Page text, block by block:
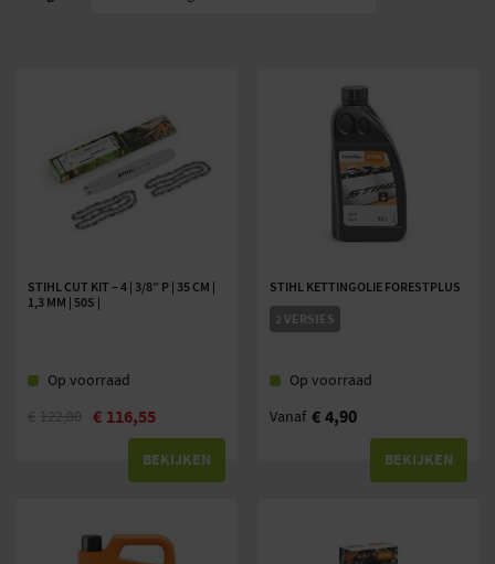
STIHL CUT KIT – 4 | 3/8” P | 35 CM |
1,3 MM | 50S |
Op voorraad
€ 122,00 € 116,55
BEKIJKEN
STIHL KETTINGOLIE FORESTPLUS
2 VERSIES
Op voorraad
Vanaf €4,90
BEKIJKEN